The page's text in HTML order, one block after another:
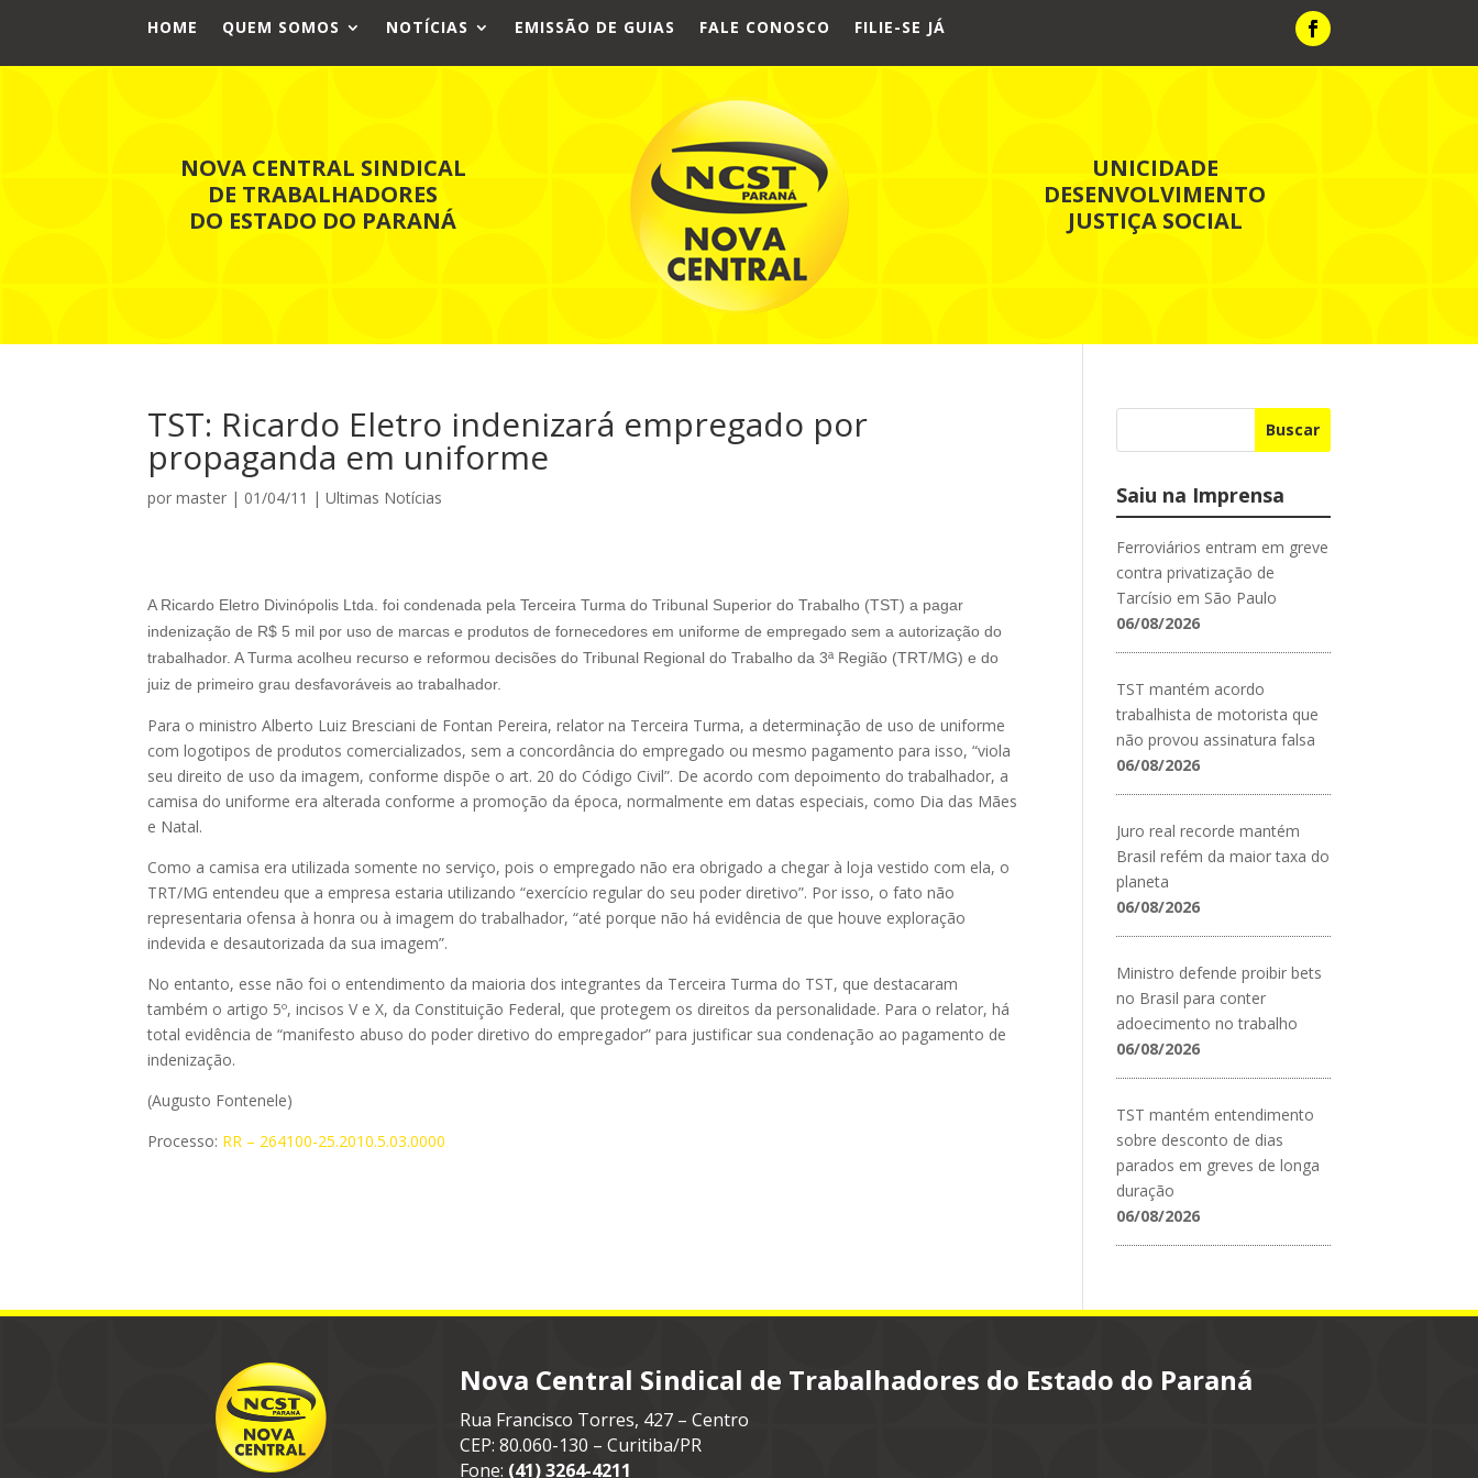
HOME QUEM SOMOS NOTÍCIAS EMISSÃO DE GUIAS FALE CONOSCO FILIE-SE JÁ
NOVA CENTRAL SINDICAL
DE TRABALHADORES
DO ESTADO DO PARANÁ
UNICIDADE
DESENVOLVIMENTO
JUSTIÇA SOCIAL
TST: Ricardo Eletro indenizará empregado por
propaganda em uniforme
pormaster | 01/04/11 |Ultimas Notícias
A Ricardo Eletro Divinópolis Ltda. foi condenada pela Terceira Turma do Tribunal Superior do Trabalho (TST) a pagar
indenização de R$ 5 mil por uso de marcas e produtos de fornecedores em uniforme de empregado sem a autorização do
trabalhador. A Turma acolheu recurso e reformou decisões do Tribunal Regional do Trabalho da 3ª Região (TRT/MG) e do
juiz de primeiro grau desfavoráveis ao trabalhador.
Para o ministro Alberto Luiz Bresciani de Fontan Pereira, relator na Terceira Turma, a determinação de uso de uniforme
com logotipos de produtos comercializados, sem a concordância do empregado ou mesmo pagamento para isso, “viola
seu direito de uso da imagem, conforme dispõe o art. 20 do Código Civil”. De acordo com depoimento do trabalhador, a
camisa do uniforme era alterada conforme a promoção da época, normalmente em datas especiais, como Dia das Mães
e Natal.
Como a camisa era utilizada somente no serviço, pois o empregado não era obrigado a chegar à loja vestido com ela, o
TRT/MG entendeu que a empresa estaria utilizando “exercício regular do seu poder diretivo”. Por isso, o fato não
representaria ofensa à honra ou à imagem do trabalhador, “até porque não há evidência de que houve exploração
indevida e desautorizada da sua imagem”.
No entanto, esse não foi o entendimento da maioria dos integrantes da Terceira Turma do TST, que destacaram
também o artigo 5º, incisos V e X, da Constituição Federal, que protegem os direitos da personalidade. Para o relator, há
total evidência de “manifesto abuso do poder diretivo do empregador” para justificar sua condenação ao pagamento de
indenização.
(Augusto Fontenele)
Processo: RR – 264100-25.2010.5.03.0000
Buscar
Saiu na Imprensa
Ferroviários entram em greve
contra privatização de
Tarcísio em São Paulo
06/08/2026
TST mantém acordo
trabalhista de motorista que
não provou assinatura falsa
06/08/2026
Juro real recorde mantém
Brasil refém da maior taxa do
planeta
06/08/2026
Ministro defende proibir bets
no Brasil para conter
adoecimento no trabalho
06/08/2026
TST mantém entendimento
sobre desconto de dias
parados em greves de longa
duração
06/08/2026
Nova Central Sindical de Trabalhadores do Estado do Paraná
Rua Francisco Torres, 427 – Centro
CEP: 80.060-130 – Curitiba/PR
Fone: (41) 3264-4211